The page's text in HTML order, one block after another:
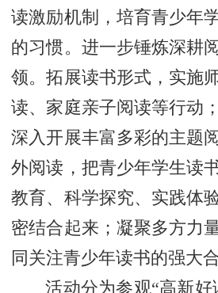
读激励机制，培育青少年
的习惯。进一步锤炼深耕
领。拓展读书形式，实施
读、家庭亲子阅读等行动
深入开展丰富多彩的主题
外阅读，把青少年学生读
教育、科学探究、实践体
密结合起来；凝聚多方力
同关注青少年读书的强大合
活动分为参观“高新好